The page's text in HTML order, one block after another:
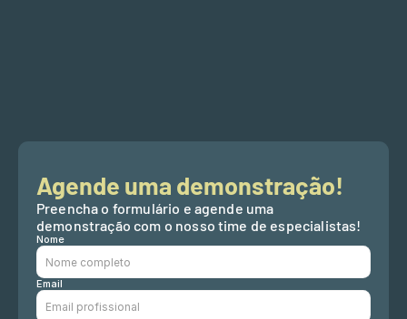
Agende uma demonstração!
Preencha o formulário e agende uma
demonstração com o nosso time de especialistas!
Nome
Email